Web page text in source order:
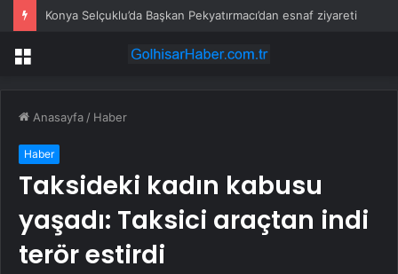
Konya Selçuklu’da Başkan Pekyatırmacı’dan esnaf ziyareti
Menü
Anasayfa / Haber
Haber
Taksideki kadın kabusu
yaşadı: Taksici araçtan indi
terör estirdi